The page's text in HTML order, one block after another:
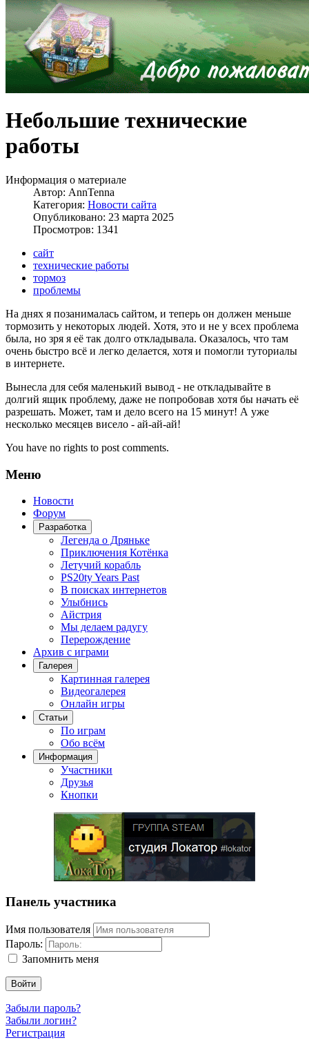
Небольшие технические
работы
Информация о материале
Автор: AnnTenna
Категория: Новости сайта
Опубликовано: 23 марта 2025
Просмотров: 1341
сайт
технические работы
тормоз
проблемы
На днях я позанималась сайтом, и теперь он должен меньше
тормозить у некоторых людей. Хотя, это и не у всех проблема
была, но зря я её так долго откладывала. Оказалось, что там
очень быстро всё и легко делается, хотя и помогли туториалы
в интернете.
Вынесла для себя маленький вывод - не откладывайте в
долгий ящик проблему, даже не попробовав хотя бы начать её
разрешать. Может, там и дело всего на 15 минут! А уже
несколько месяцев висело - ай-ай-ай!
You have no rights to post comments.
Меню
Новости
Форум
Разработка
Легенда о Дряньке
Приключения Котёнка
Летучий корабль
PS20ty Years Past
В поисках интернетов
Улыбнись
Айстрия
Мы делаем радугу
Перерождение
Архив с играми
Галерея
Картинная галерея
Видеогалерея
Онлайн игры
Статьи
По играм
Обо всём
Информация
Участники
Друзья
Кнопки
Панель участника
Имя пользователя
Пароль:
Запомнить меня
Войти
Забыли пароль?
Забыли логин?
Регистрация